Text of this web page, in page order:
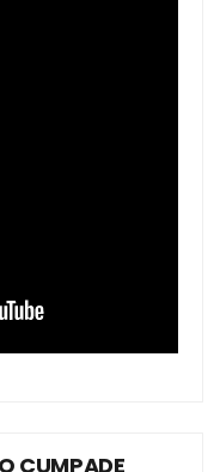
CUMPADE